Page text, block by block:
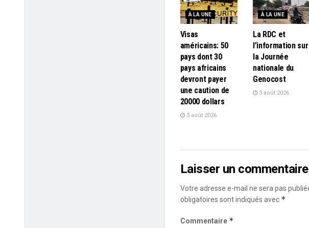
À LA UNE
Visas
américains: 50
pays dont 30
pays africains
devront payer
une caution de
20000 dollars
3 août 2026
À LA UNE
La RDC et
l’information sur
la Journée
nationale du
Genocost
3 août 2026
Laisser un commentaire
Votre adresse e-mail ne sera pas
obligatoires sont indiqués avec *
Commentaire *